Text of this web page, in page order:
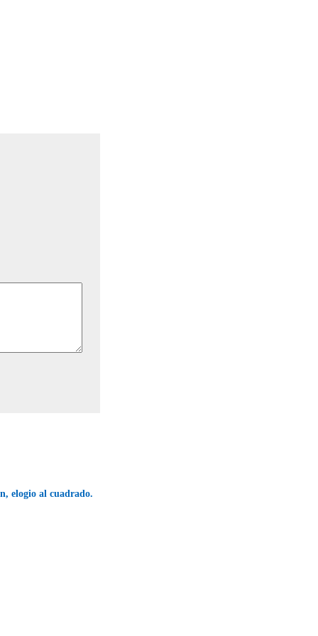
elogio al cuadrado.